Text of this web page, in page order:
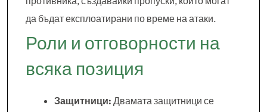
да бъдат експлоатирани по време на атаки.
Роли и отговорности на
всяка позиция
Защитници: Двамата защитници се